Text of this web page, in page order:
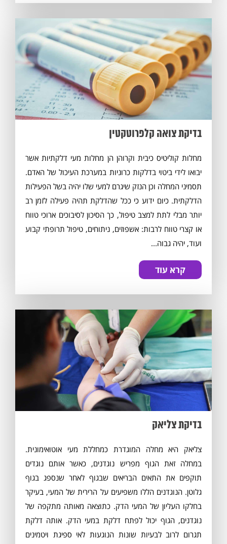
בדיקת צואה קלפרוטקטין
מחלות קוליטיס כיבית וקרוהן הן מחלות מעי דלקתיות אשר
יבואו לידי ביטוי בדלקות כרוניות במערכת העיכול של האדם.
תסמיני המחלה וכן הנזק שיגרם למעי שלו יהיה בשל הפעילות
הדלקתית. כיום ידוע כי ככל שהדלקת תהיה פעילה לזמן רב
יותר מבלי לתת למצב טיפול, כך הסיכון לסיבוכים ארוכי טווח
או קצרי טווח לרבות: אשפוזים, ניתוחים, טיפול תרופתי קבוע
ועוד, יהיה גבוה...
קרא עוד
בדיקת צליאק
צליאק היא מחלה המוגדרת כמחללת מעי אוטואימונית.
במחלה זאת הגוף מפריש נוגדנים, כאשר אותם נוגדים
תוקפים את התאים הבריאים שבגוף לאחר שנספג בגוף
גלוטן. הנוגדנים הללו משפיעים על הרירית של המעי, בעיקר
בחלקו העליון של המעי הדק. כתוצאה מאותה מתקפה של
נוגדנים, הגוף יכול לפתח דלקת במעי הדק. אותה דלקת
תגרום לרוב לבעיות שונות הנוגעות לאי ספיגת ויטמינים